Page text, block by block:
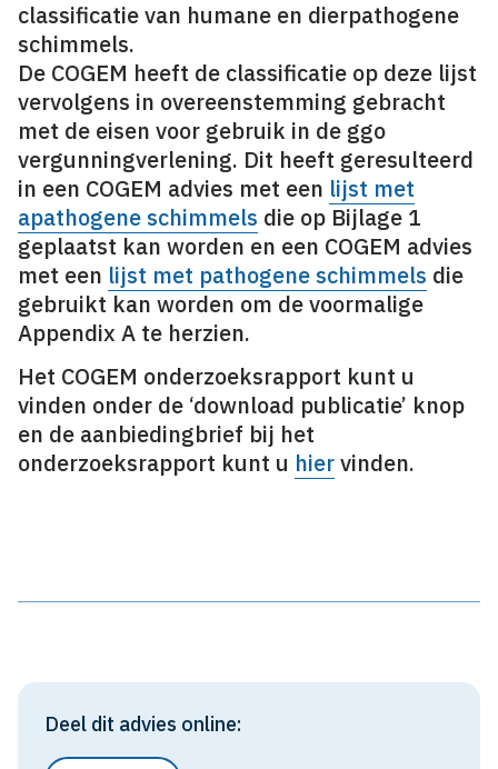
classificatie van humane en dierpathogene
schimmels.
De COGEM heeft de classificatie op deze lijst
vervolgens in overeenstemming gebracht
met de eisen voor gebruik in de ggo
vergunningverlening. Dit heeft geresulteerd
in een COGEM advies met een lijst met
apathogene schimmels die op Bijlage 1
geplaatst kan worden en een COGEM advies
met een lijst met pathogene schimmels die
gebruikt kan worden om de voormalige
Appendix A te herzien.
Het COGEM onderzoeksrapport kunt u
vinden onder de ‘download publicatie’ knop
en de aanbiedingbrief bij het
onderzoeksrapport kunt u hiervinden.
Deel dit advies online: